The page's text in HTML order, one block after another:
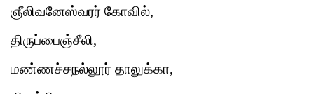
ஞீலிவனேஸ்வரர் கோவில்,
திருப்பைஞ்சீலி,
மண்ணச்சநல்லூர் தாலுக்கா,